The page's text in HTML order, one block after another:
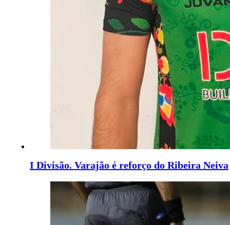
I Divisão. Varajão é reforço do Ribeira Neiva